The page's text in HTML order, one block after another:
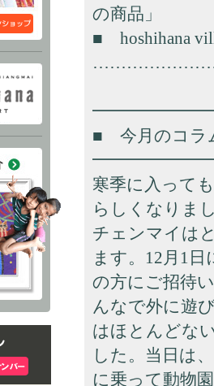
の商品」
■ hoshihana
■ 今月のコラ
寒季に入って
らしくなりま
チェンマイは
ます。12月1日
の方にご招待
んなで外に遊
はほとんどな
した。当日は
に乗って動物